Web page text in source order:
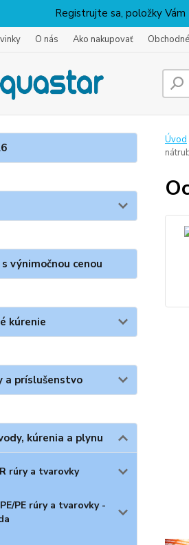
Registrujte sa, položky
O nás Ako nakupovať
výnimočnou cenou
kúrenie
a príslušenstvo
kúrenia a plynu
rúry a tvarovky
PE rúry a tvarovky -
Úvod